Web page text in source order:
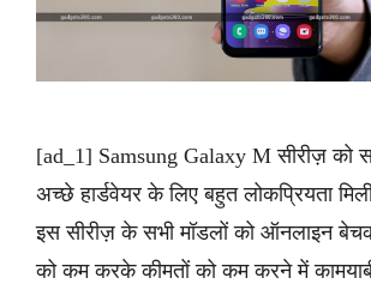
[ad_1] Samsung Galaxy M सीरीज़ को
अच्छे हार्डवेयर के लिए बहुत लोकप्रियता
इस सीरीज़ के सभी मॉडलों को ऑनलाइन
को कम करके कीमतों को कम करने में